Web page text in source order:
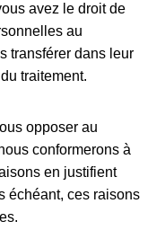
avez le droit de
au
transférer dans leur
traitement.
opposer au
conformerons à
en justifient
échéant, ces raisons